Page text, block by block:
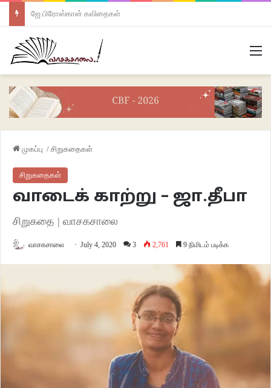
ஜே.பிரோஸ்கான் கவிதைகள்
முகப்பு / சிறுகதைகள்
சிறுகதைகள்
வாடைக் காற்று – ஜா.தீபா
சிறுகதை | வாசகசாலை
வாசகசாலை July 4, 2020 3 2,761 9 நிமிடம் படிக்க